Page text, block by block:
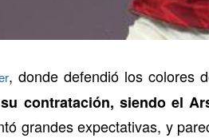
, donde defendió los colores
contratación, siendo el
grandes expectativas, y